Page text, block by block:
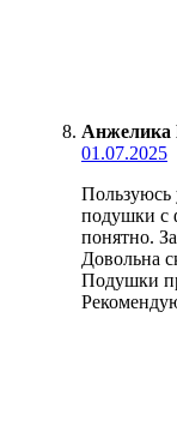
01.07.2025
Пользуюсь
подушки с
понятно.
Довольна
Подушки